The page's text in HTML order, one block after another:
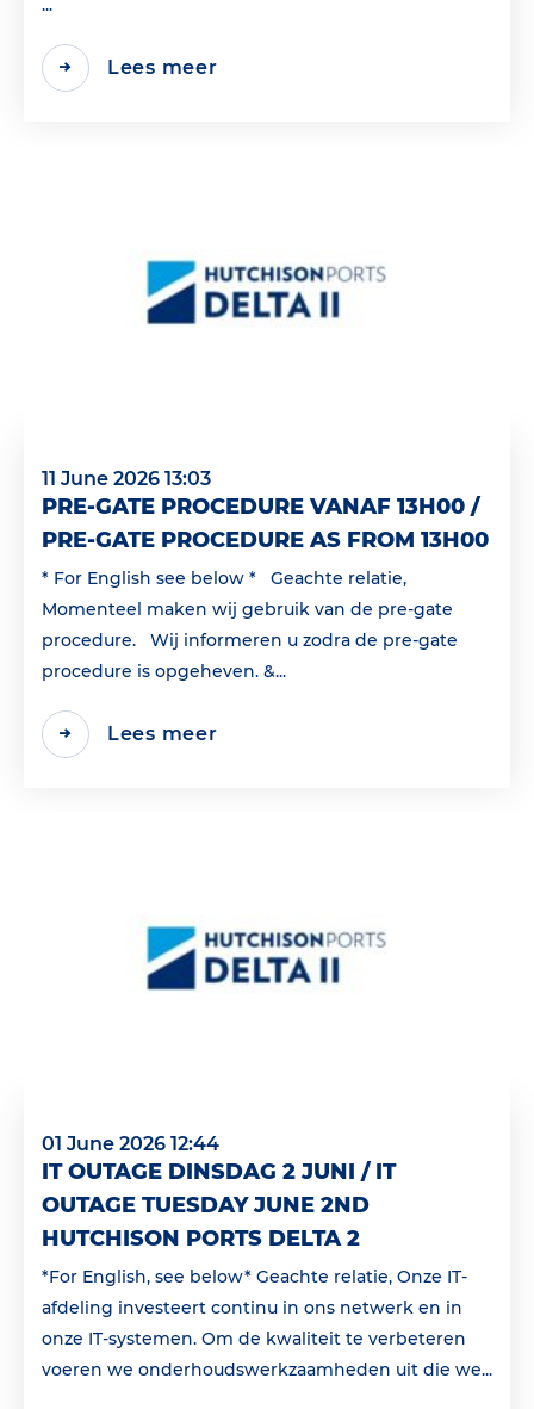
...
Lees meer
11 June 2026 13:03
PRE-GATE PROCEDURE VANAF 13H00 /
PRE-GATE PROCEDURE AS FROM 13H00
* For English see below * Geachte relatie,
Momenteel maken wij gebruik van de pre-gate
procedure. Wij informeren u zodra de pre-gate
procedure is opgeheven. &...
Lees meer
01 June 2026 12:44
IT OUTAGE DINSDAG 2 JUNI / IT
OUTAGE TUESDAY JUNE 2ND
HUTCHISON PORTS DELTA 2
*For English, see below* Geachte relatie, Onze IT-
afdeling investeert continu in ons netwerk en in
onze IT-systemen. Om de kwaliteit te verbeteren
voeren we onderhoudswerkzaamheden uit die we...